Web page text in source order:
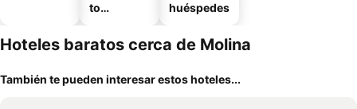
to
o
huéspedes
Hoteles baratos cerca de Molina
También te pueden interesar estos hoteles...